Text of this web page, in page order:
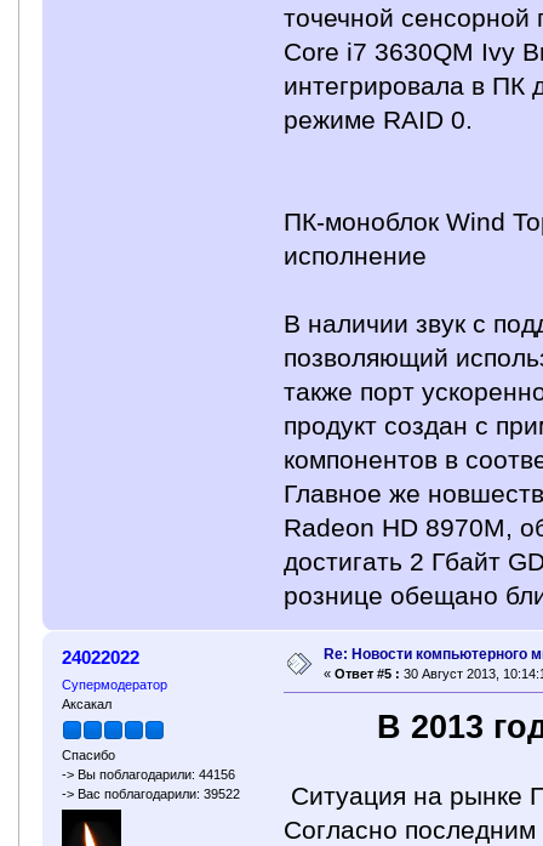
точечной
Core i7 3630QM Ivy
интегрировала в ПК
режиме RAID 0.
ПК-моноблок Wind
исполнение
В наличии звук с
позволяющий
также порт
продукт создан с
компонентов в
Главное же
Radeon HD 8970M,
достигать 2 Гбайт
рознице обещано
24022022
Супермодератор
Аксакал
Спасибо
-> Вы поблагодарили: 44156
-> Вас поблагодарили: 39522
Re: Новости компьютерного
« Ответ #5 : 30 Август 2013,
В 2013
Ситуация на рынке
Согласно